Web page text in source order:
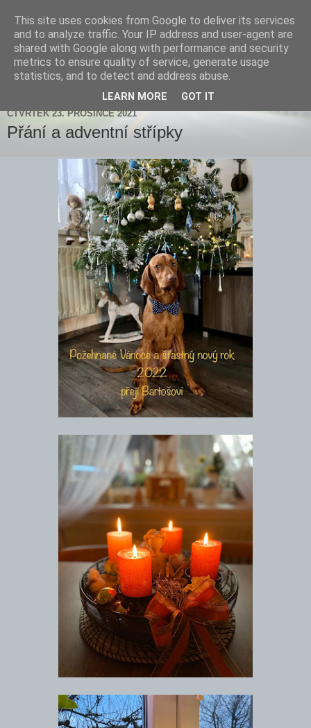
Zdenička
ČTVRTEK 23. PROSINCE 2021
Přání a adventní střípky
This site uses cookies from Google to deliver its services
and to analyze traffic. Your IP address and user-agent are
shared with Google along with performance and security
metrics to ensure quality of service, generate usage
statistics, and to detect and address abuse.
LEARN MORE GOT IT